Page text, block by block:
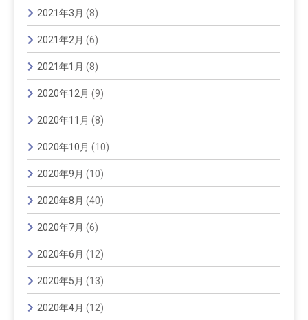
2021年3月 (8)
2021年2月 (6)
2021年1月 (8)
2020年12月 (9)
2020年11月 (8)
2020年10月 (10)
2020年9月 (10)
2020年8月 (40)
2020年7月 (6)
2020年6月 (12)
2020年5月 (13)
2020年4月 (12)